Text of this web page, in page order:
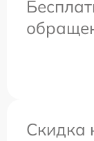
Скидка